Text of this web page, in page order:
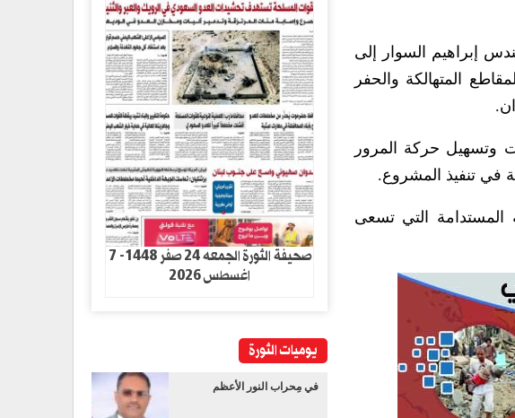
إبراهيم السوار إلى
المتهالكة والحفر
وتسهيل حركة المرور
في تنفيذ المشروع.
المستدامة التي تسعى
صحيفة الثورة الجمعه 24 صفر 1448- 7
اغسطس 2026
يوميات الثورة
في مِحراب النور الأعظم